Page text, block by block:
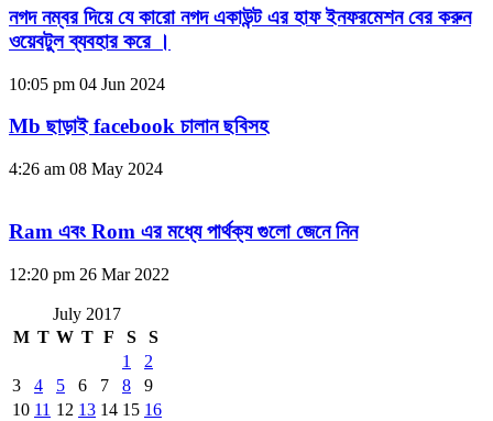
নগদ নম্বর দিয়ে যে কারো নগদ একাউন্ট এর হাফ ইনফরমেশন বের করুন
ওয়েবটুল ব্যবহার করে ।
10:05 pm 04 Jun 2024
Mb ছাড়াই facebook চালান ছবিসহ
4:26 am 08 May 2024
Ram এবং Rom এর মধ্যে পার্থক্য গুলো জেনে নিন
12:20 pm 26 Mar 2022
July 2017
M T W T F S
S
1
2
3
4 5 6 7 8
9
10 11 12 13 14 15 16